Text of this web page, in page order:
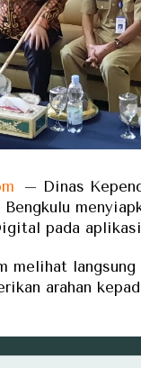
– Dinas
pada
melihat langsung
arahan